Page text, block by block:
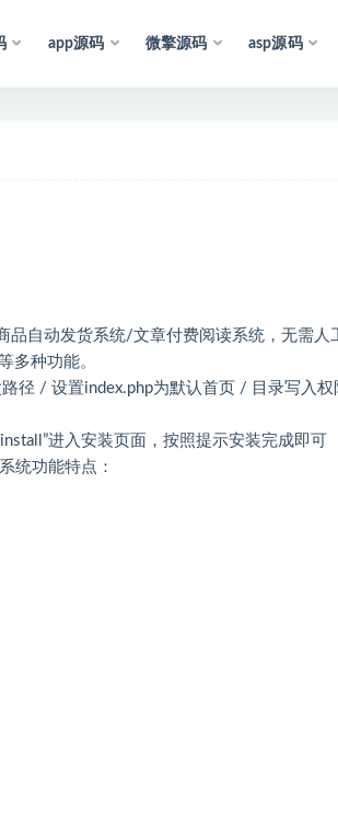
app源码 微擎源码 asp源码
自动发货系统/文章付费阅读系统，无需人
多种功能。
径 / 设置index.php为默认首页 / 目录写入权
进入安装页面，按照提示安装完成即可
统功能特点：